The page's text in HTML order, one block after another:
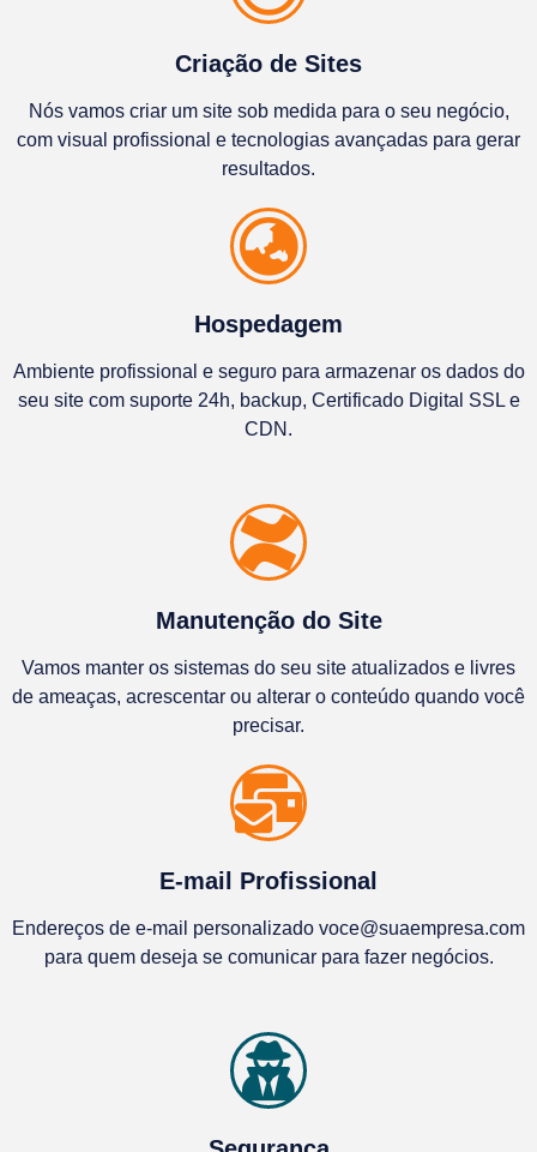
Criação de Sites
Nós vamos criar um site sob medida para o seu negócio,
com visual profissional e tecnologias avançadas para gerar
resultados.
Hospedagem
Ambiente profissional e seguro para armazenar os dados do
seu site com suporte 24h, backup, Certificado Digital SSL e
CDN.
Manutenção do Site
Vamos manter os sistemas do seu site atualizados e livres
de ameaças, acrescentar ou alterar o conteúdo quando você
precisar.
E-mail Profissional
Endereços de e-mail personalizado voce@suaempresa.com
para quem deseja se comunicar para fazer negócios.